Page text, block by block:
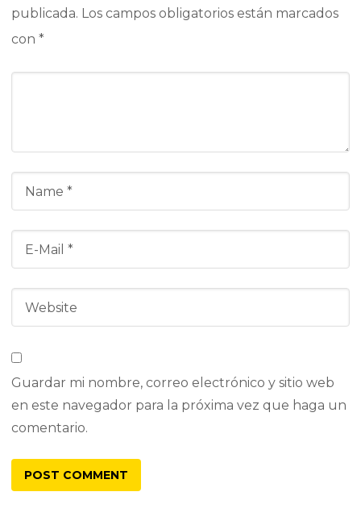
publicada. Los campos obligatorios están marcados
con *
Guardar mi nombre, correo electrónico y sitio web
en este navegador para la próxima vez que haga un
comentario.